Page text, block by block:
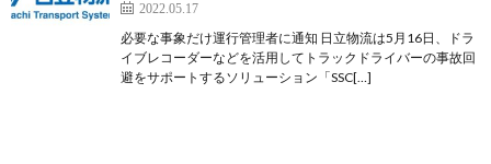
2022.05.17
必要な事象だけ運行管理者に通知 日立物流は5月16日、ドラ
イブレコーダーなどを活用してトラックドライバーの事故回
避をサポートするソリューション「SSC[…]